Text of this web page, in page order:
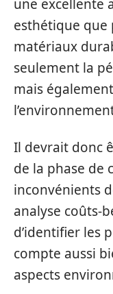
une excellente
esthétique que
matériaux
seulement la
mais
Il devrait donc
de la phase de
inconvénients
analyse coûts-
d’identifier les
compte aussi
aspects